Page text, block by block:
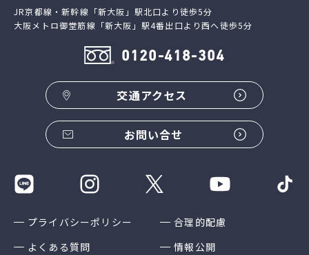
JR京都線・新幹線「新大阪」駅北口より徒歩5分
大阪メトロ御堂筋線「新大阪」駅4番出口より西へ徒歩5分
0120-418-304
交通アクセス
お問い合せ
プライバシーポリシー
合理的配慮
よくある質問
情報公開